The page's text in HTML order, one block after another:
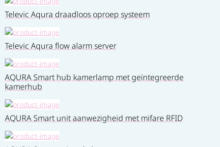
Televic Aqura draadloos oproep systeem
Televic Aqura flow alarm server
AQURA Smart hub kamerlamp met geïntegreerde
kamerhub
AQURA Smart unit aanwezigheid met mifare RFID